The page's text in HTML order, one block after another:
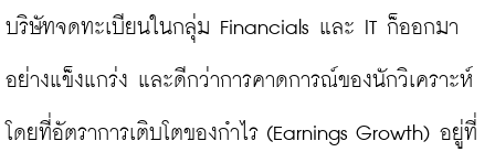
บริษัทจดทะเบียนในกลุ่ม Financials และ IT ก็ออกมา
อย่างแข็งแกร่ง และดีกว่าการคาดการณ์ของนักวิเคราะห์
โดยที่อัตราการเติบโตของกำไร (Earnings Growth) อยู่ที่